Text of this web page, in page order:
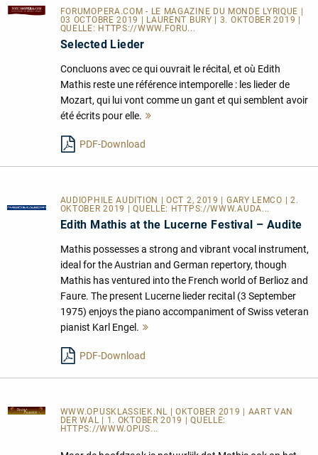
FORUMOPERA.COM - LE MAGAZINE DU MONDE LYRIQUE
03 OCTOBRE 2019 | LAURENT BURY | 3. OKTOBER 2019 |
QUELLE: HTTPS://WWW.FORU...
Selected Lieder
Concluons avec ce qui ouvrait le récital, et où Edith
Mathis reste une référence intemporelle : les lieder de
Mozart, qui lui vont comme un gant et qui semblent avoir
été écrits pour elle.
PDF-Download
AUDIOPHILE AUDITION | OCT 2, 2019 | GARY LEMCO | 2.
OKTOBER 2019 | QUELLE: HTTPS://WWW.AUDA...
Edith Mathis at the Lucerne Festival – Audite
Mathis possesses a strong and vibrant vocal instrument,
ideal for the Austrian and German repertory, though
Mathis has ventured into the French world of Berlioz and
Faure. The present Lucerne lieder recital (3 September
1975) enjoys the piano accompaniment of Swiss veteran
pianist Karl Engel.
PDF-Download
WWW.OPUSKLASSIEK.NL
| OKTOBER 2019 | AART VAN
DER WAL | 1. OKTOBER 2019 | QUELLE:
HTTPS://WWW.OPUS...